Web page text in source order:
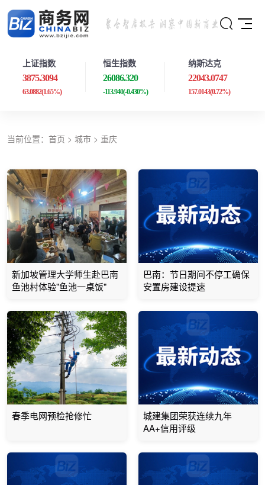
上证指数
3875.3094
63.0882(1.65%)
恒生指数
26086.320
-113.940(-0.430%)
纳斯达克
22043.0747
157.0143(0.72%)
当前位置： 首页 > 城市 > 重庆
新加坡管理大学师生赴巴南
鱼池村体验"鱼池一桌饭"
巴南：节日期间不停工确保
安置房建设提速
春季电网预检抢修忙
城建集团荣获连续九年
AA+信用评级